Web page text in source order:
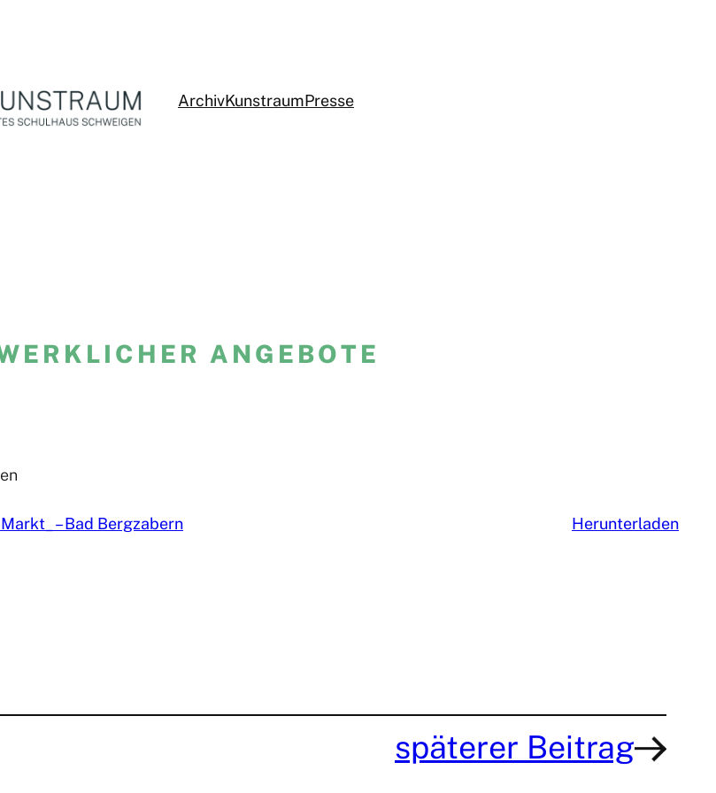
ArchivKunstraumPresse
ANGEBOTE
– Bad Bergzabern Herunterladen
späterer Beitrag→